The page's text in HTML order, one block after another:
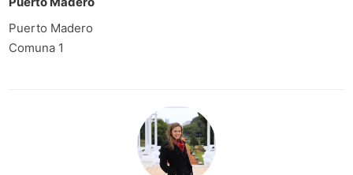
Puerto Madero
Comuna 1